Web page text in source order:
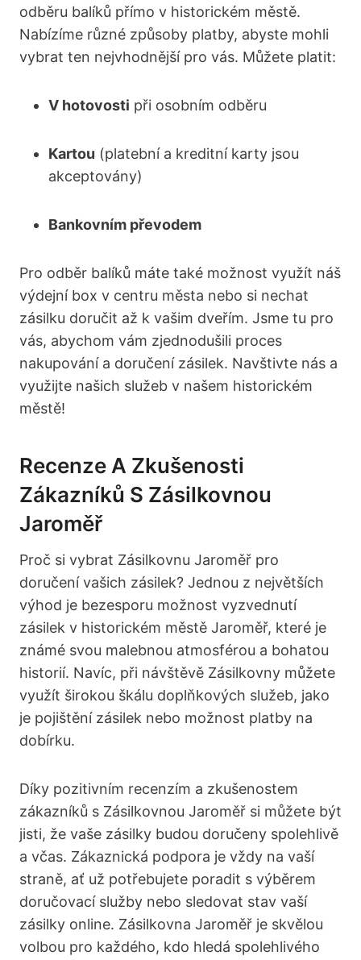
odběru balíků přímo v historickém městě.
Nabízíme různé způsoby platby, abyste mohli
vybrat ten nejvhodnější pro vás. Můžete platit:
V hotovosti při osobním odběru
Kartou (platební a kreditní karty jsou
akceptovány)
Bankovním převodem
Pro odběr balíků máte také možnost využít náš
výdejní box v centru města nebo si nechat
zásilku doručit až k vašim dveřím. Jsme tu pro
vás, abychom vám zjednodušili proces
nakupování a doručení zásilek. Navštivte nás a
využijte našich služeb v našem historickém
městě!
Recenze A Zkušenosti
Zákazníků S Zásilkovnou
Jaroměř
Proč si vybrat Zásilkovnu Jaroměř pro
doručení vašich zásilek? Jednou z největších
výhod je bezesporu možnost vyzvednutí
zásilek v historickém městě Jaroměř, které je
známé svou malebnou atmosférou a bohatou
historií. Navíc, při návštěvě Zásilkovny můžete
využít širokou škálu doplňkových služeb, jako
je pojištění zásilek nebo možnost platby na
dobírku.
Díky pozitivním recenzím a zkušenostem
zákazníků s Zásilkovnou Jaroměř si můžete být
jisti, že vaše zásilky budou doručeny spolehlivě
a včas. Zákaznická podpora je vždy na vaší
straně, ať už potřebujete poradit s výběrem
doručovací služby nebo sledovat stav vaší
zásilky online. Zásilkovna Jaroměř je skvělou
volbou pro každého, kdo hledá spolehlivého